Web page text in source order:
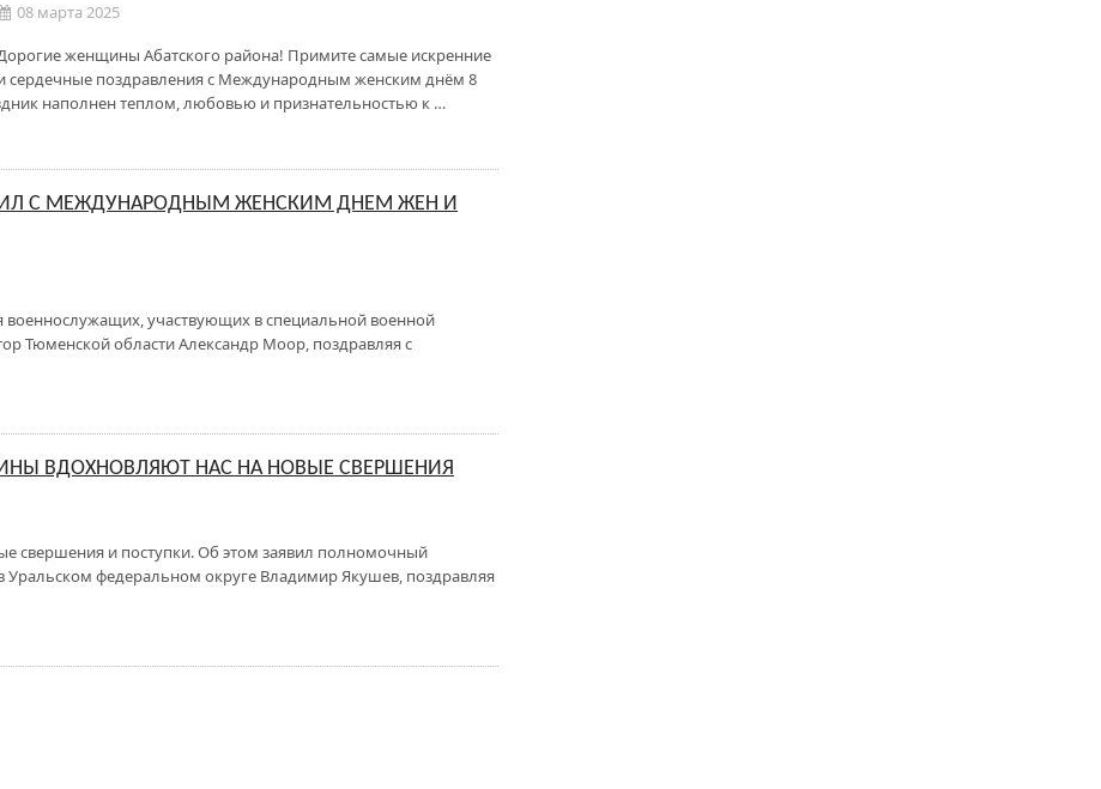
08 марта 2025
женщины Абатского района! Примите самые искренние
сердечные поздравления с Международным женским днём 8
наполнен теплом, любовью и признательностью к …
С МЕЖДУНАРОДНЫМ ЖЕНСКИМ ДНЕМ ЖЕН И
участвующих в специальной военной
Тюменской области Александр Моор, поздравляя с
ВДОХНОВЛЯЮТ НАС НА НОВЫЕ СВЕРШЕНИЯ
свершения и поступки. Об этом заявил полномочный
Уральском федеральном округе Владимир Якушев, поздравляя